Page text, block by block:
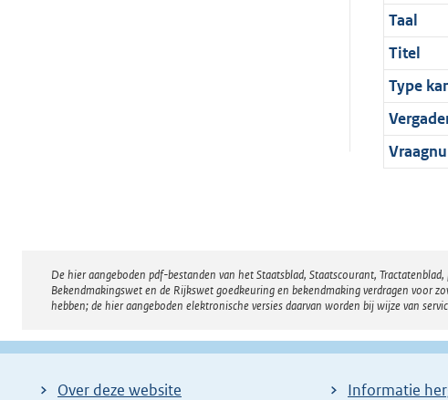
Taal
Titel
Type
Disclaimer
De hier aangeboden pdf-bestanden van het Staatsblad, Staatscourant,
Bekendmakingswet en de Rijkswet goedkeuring en bekendmaking verdragen voor
hebben; de hier aangeboden elektronische versies daarvan worden bij wijze van
Over deze website Informatie